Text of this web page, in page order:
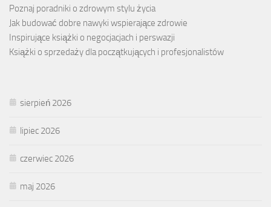
Poznaj poradniki o zdrowym stylu życia
Jak budować dobre nawyki wspierające zdrowie
Inspirujące książki o negocjacjach i perswazji
Książki o sprzedaży dla początkujących i profesjonalistów
sierpień 2026
lipiec 2026
czerwiec 2026
maj 2026